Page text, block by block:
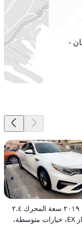
-
كيا أوبتيما ٢٠١٩ سعة المحرك ٢.٤
لتر، الطراز EX، خيارات متوسطة،